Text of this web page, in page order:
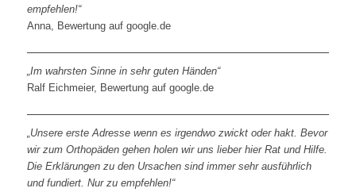
empfehlen!“
Anna, Bewertung auf google.de
„Im wahrsten Sinne in sehr guten Händen“
Ralf Eichmeier, Bewertung auf google.de
„Unsere erste Adresse wenn es irgendwo zwickt oder hakt. Bevor
wir zum Orthopäden gehen holen wir uns lieber hier Rat und Hilfe.
Die Erklärungen zu den Ursachen sind immer sehr ausführlich
und fundiert. Nur zu empfehlen!“